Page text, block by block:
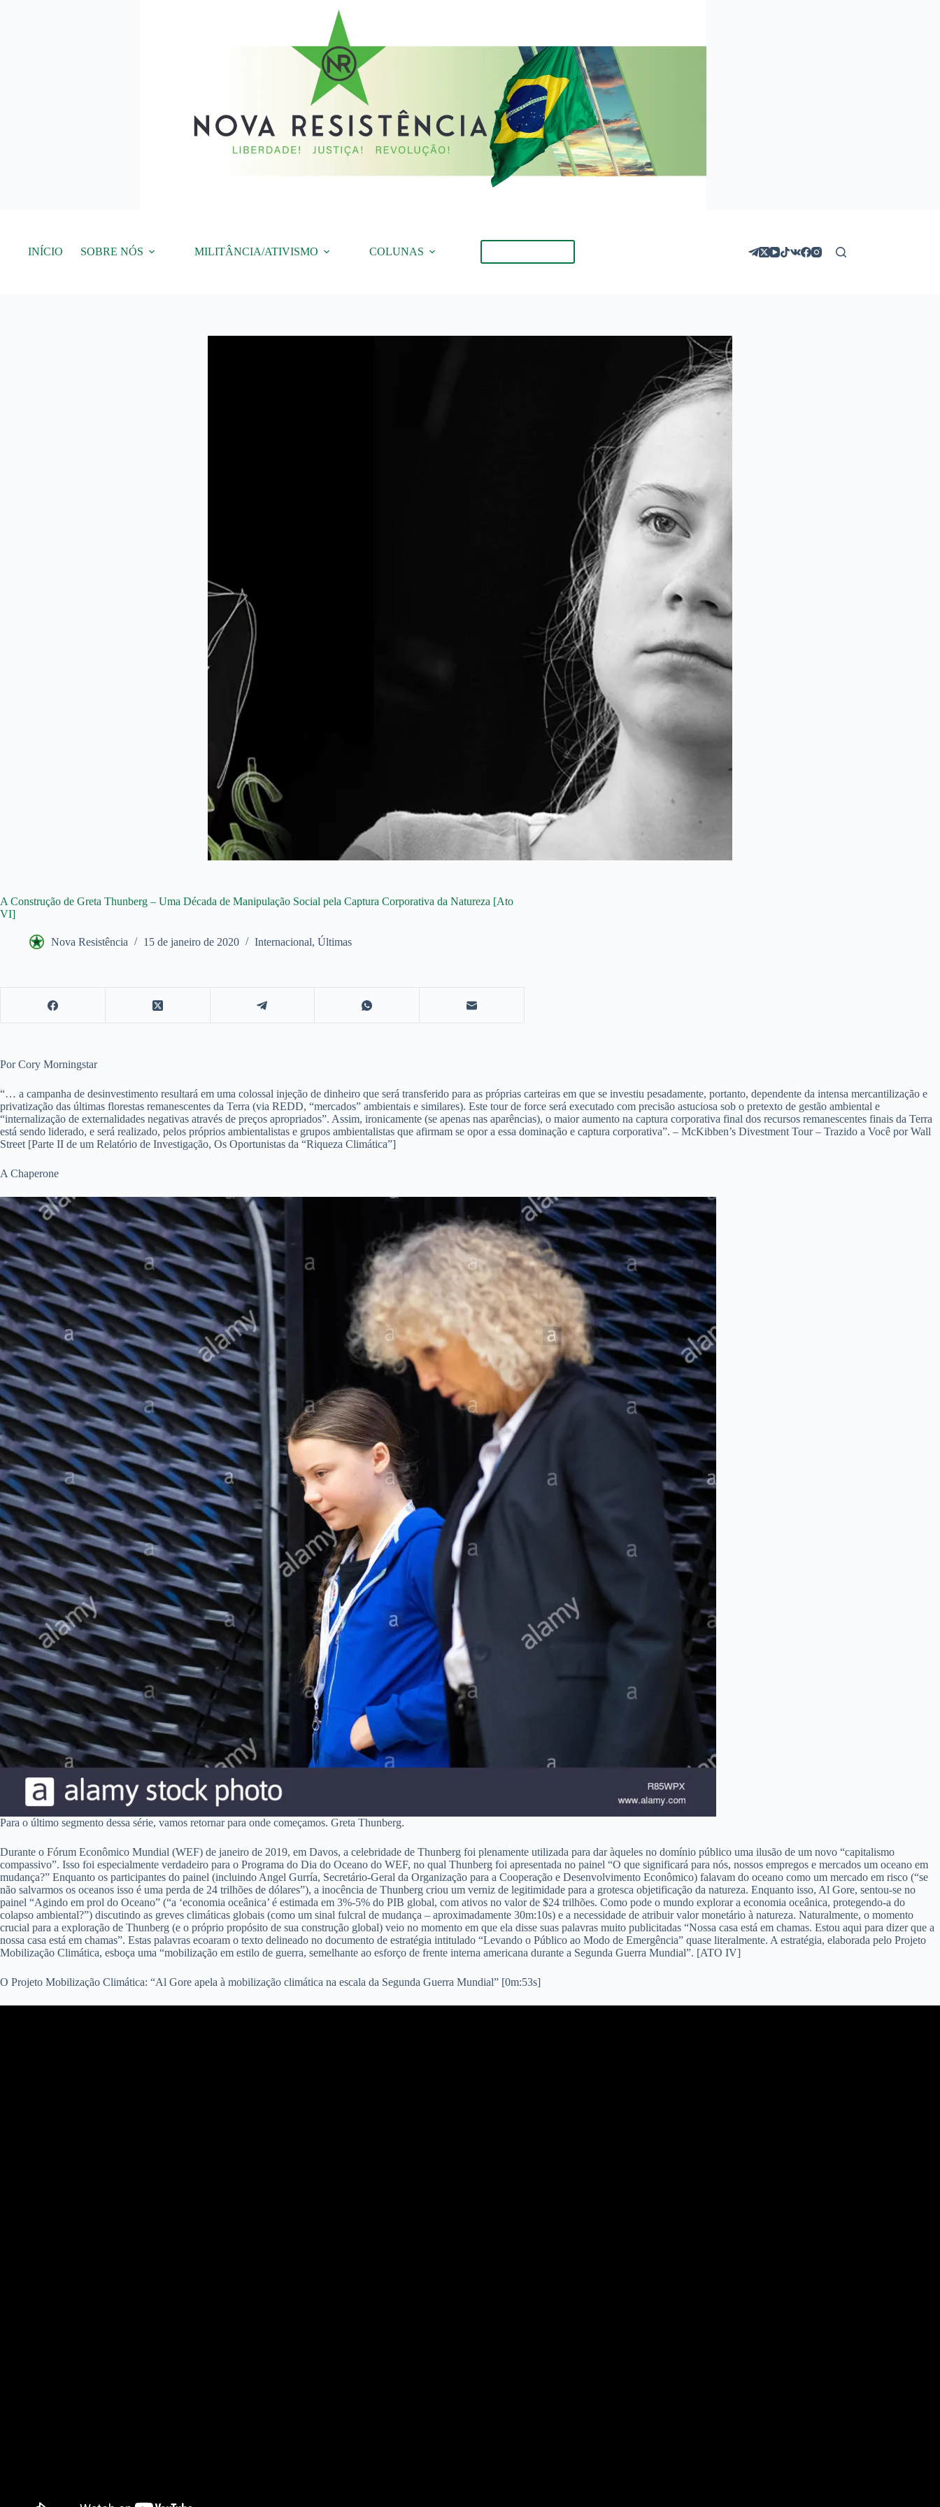
INÍCIO SOBRE NÓS MILITÂNCIA/ATIVISMO COLUNAS
A Construção de Greta Thunberg – Uma Década de Manipulação Social pela Captura Corporativa da Natureza [Ato
VI]
Nova Resistência 15 de janeiro de 2020 Internacional, Últimas
Por Cory Morningstar
“… a campanha de desinvestimento resultará em uma colossal injeção de dinheiro que será transferido para as próprias carteiras em que se investiu pesadamente, portanto, dependente da intensa mercantilização e
privatização das últimas florestas remanescentes da Terra (via REDD, “mercados” ambientais e similares). Este tour de force será executado com precisão astuciosa sob o pretexto de gestão ambiental e
“internalização de externalidades negativas através de preços apropriados”. Assim, ironicamente (se apenas nas aparências), o maior aumento na captura corporativa final dos recursos remanescentes finais da Terra
está sendo liderado, e será realizado, pelos próprios ambientalistas e grupos ambientalistas que afirmam se opor a essa dominação e captura corporativa”. – McKibben’s Divestment Tour – Trazido a Você por Wall
Street [Parte II de um Relatório de Investigação, Os Oportunistas da “Riqueza Climática”]
A Chaperone
Para o último segmento dessa série, vamos retornar para onde começamos. Greta Thunberg.
Durante o Fórum Econômico Mundial (WEF) de janeiro de 2019, em Davos, a celebridade de Thunberg foi plenamente utilizada para dar àqueles no domínio público uma ilusão de um novo “capitalismo
compassivo”. Isso foi especialmente verdadeiro para o Programa do Dia do Oceano do WEF, no qual Thunberg foi apresentada no painel “O que significará para nós, nossos empregos e mercados um oceano em
mudança?” Enquanto os participantes do painel (incluindo Angel Gurría, Secretário-Geral da Organização para a Cooperação e Desenvolvimento Econômico) falavam do oceano como um mercado em risco (“se
não salvarmos os oceanos isso é uma perda de 24 trilhões de dólares”), a inocência de Thunberg criou um verniz de legitimidade para a grotesca objetificação da natureza. Enquanto isso, Al Gore, sentou-se no
painel “Agindo em prol do Oceano” (“a ‘economia oceânica’ é estimada em 3%-5% do PIB global, com ativos no valor de $24 trilhões. Como pode o mundo explorar a economia oceânica, protegendo-a do
colapso ambiental?”) discutindo as greves climáticas globais (como um sinal fulcral de mudança – aproximadamente 30m:10s) e a necessidade de atribuir valor monetário à natureza. Naturalmente, o momento
crucial para a exploração de Thunberg (e o próprio propósito de sua construção global) veio no momento em que ela disse suas palavras muito publicitadas “Nossa casa está em chamas. Estou aqui para dizer que a
nossa casa está em chamas”. Estas palavras ecoaram o texto delineado no documento de estratégia intitulado “Levando o Público ao Modo de Emergência” quase literalmente. A estratégia, elaborada pelo Projeto
Mobilização Climática, esboça uma “mobilização em estilo de guerra, semelhante ao esforço de frente interna americana durante a Segunda Guerra Mundial”. [ATO IV]
O Projeto Mobilização Climática: “Al Gore apela à mobilização climática na escala da Segunda Guerra Mundial” [0m:53s]